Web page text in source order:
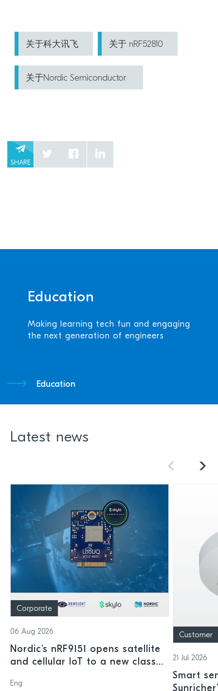
关于科大讯飞 关于 nRF52810
关于Nordic Semiconductor
SHARE
Education
Making learning tech fun and engaging
the next generation of engineers
Education
Latest news
Corporate
06 Aug 2026
Nordic's nRF9151 opens satellite
and cellular IoT to a new class
Eng
Customer
21 Jul 2026
Smart